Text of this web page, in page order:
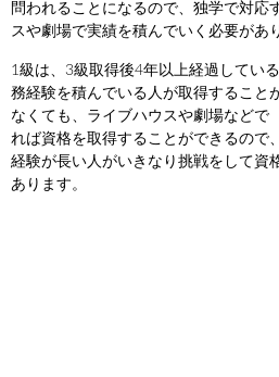
問われることになるので、独学で対応
スや劇場で実績を積んでいく必要があ
1級は、3級取得後4年以上経過してい
務経験を積んでいる人が取得すること
なくても、ライブハウスや劇場など
れば資格を取得することができるので
経験が長い人がいきなり挑戦をして資
あります。